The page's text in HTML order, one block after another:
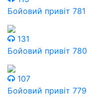
Бойовий привіт 781
131
Бойовий привіт 780
107
Бойовий привіт 779